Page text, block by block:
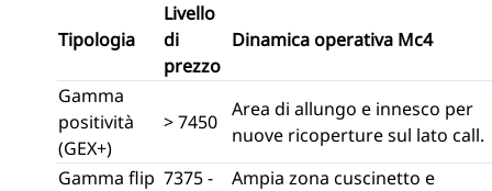
Tipologia
Livello
di
prezzo
Dinamica operativa Mc4
Gamma
positività
(GEX+)
> 7450
Area di allungo e innesco per
nuove ricoperture sul lato call.
Gamma flip 7375 -
Ampia zona cuscinetto e